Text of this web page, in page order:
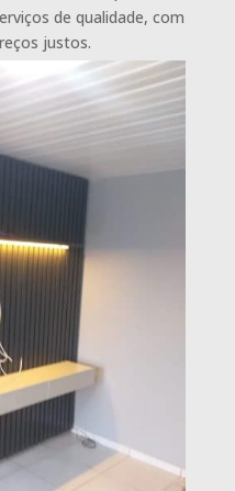
de qualidade, com
justos.